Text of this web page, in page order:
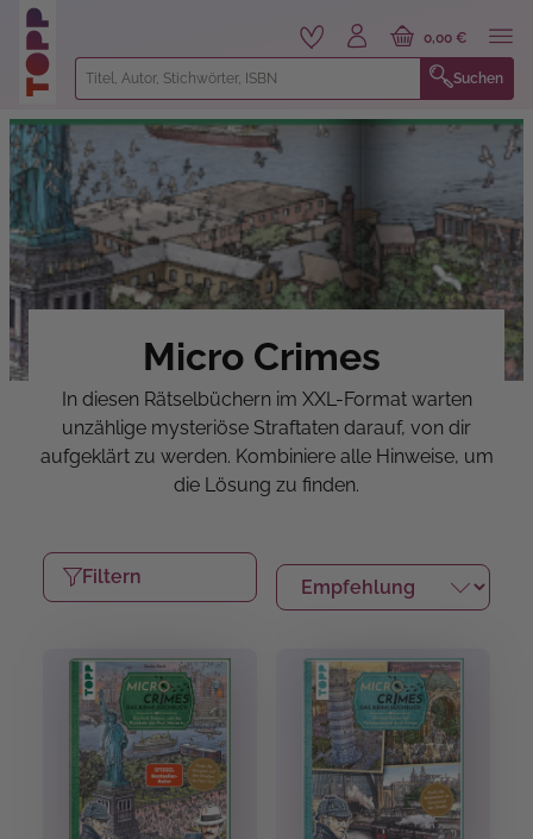
springen
Suchen
0,00 €
Micro Crimes
In diesen Rätselbüchern im XXL-Format warten
unzählige mysteriöse Straftaten darauf, von dir
aufgeklärt zu werden. Kombiniere alle Hinweise, um
die Lösung zu finden.
Filtern